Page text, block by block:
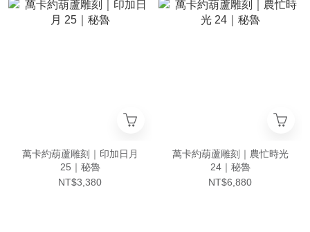
萬卡約葫蘆雕刻｜印加日月
25｜秘魯
NT$3,380
萬卡約葫蘆雕刻｜農忙時光
24｜秘魯
NT$6,880